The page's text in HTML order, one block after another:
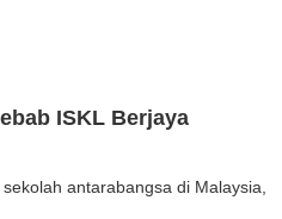
ISKL Berjaya
antarabangsa di Malaysia,